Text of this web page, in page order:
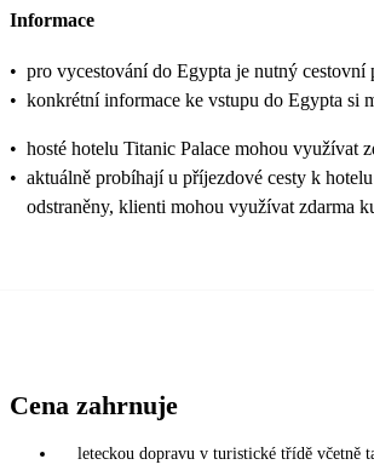
Informace
• pro vycestování do Egypta je nutný
• konkrétní informace ke vstupu do Egypta si
• hosté hotelu Titanic Palace mohou využívat
• aktuálně probíhají u příjezdové cesty k
odstraněny, klienti mohou využívat zdarma
Cena zahrnuje
leteckou dopravu v turistické třídě včetně